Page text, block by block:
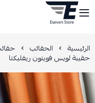
ESEVEN STORE
الرئيسية الحقائب
حقيبة لويس فويتون ريفليكتا